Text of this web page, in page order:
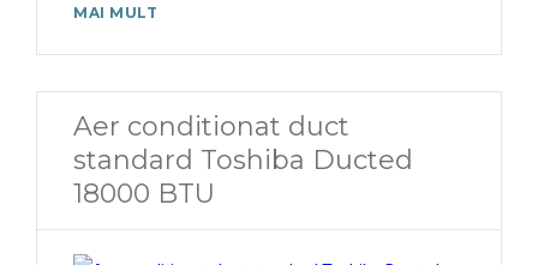
MAI MULT
Aer conditionat duct
standard Toshiba Ducted
18000 BTU